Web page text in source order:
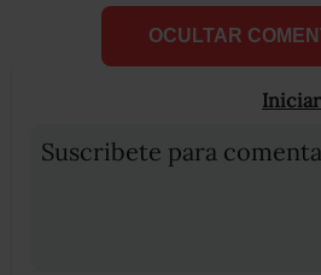
OCULTAR
Suscribete para